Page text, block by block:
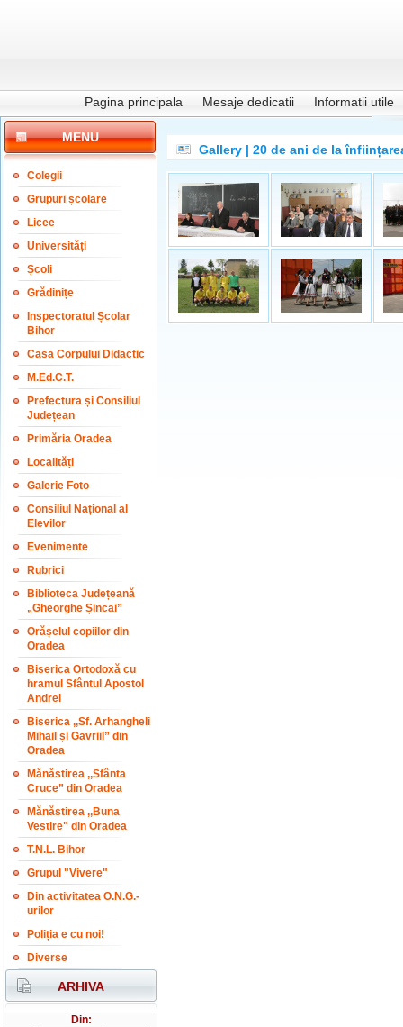
Pagina principala Mesaje dedicatii Informatii utile
MENU
Colegii
Grupuri școlare
Licee
Universități
Școli
Grădinițe
Inspectoratul Școlar
Bihor
Casa Corpului Didactic
M.Ed.C.T.
Prefectura și Consiliul
Județean
Primăria Oradea
Localități
Galerie Foto
Consiliul Național al
Elevilor
Evenimente
Rubrici
Biblioteca Județeană
„Gheorghe Șincai”
Orășelul copiilor din
Oradea
Biserica Ortodoxă cu
hramul Sfântul Apostol
Andrei
Biserica ,,Sf. Arhangheli
Mihail și Gavriil” din
Oradea
Mănăstirea ,,Sfânta
Cruce” din Oradea
Mănăstirea ,,Buna
Vestire" din Oradea
T.N.L. Bihor
Grupul "Vivere"
Din activitatea O.N.G.-
urilor
Poliția e cu noi!
Diverse
ARHIVA
Din:
Gallery | 20 de ani de la